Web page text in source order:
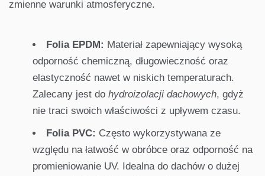
zmienne warunki atmosferyczne.
Folia EPDM: Materiał zapewniający wysoką
odporność chemiczną, długowieczność oraz
elastyczność nawet w niskich temperaturach.
Zalecany jest do hydroizolacji dachowych, gdyż
nie traci swoich właściwości z upływem czasu.
Folia PVC: Często wykorzystywana ze
względu na łatwość w obróbce oraz odporność na
promieniowanie UV. Idealna do dachów o dużej